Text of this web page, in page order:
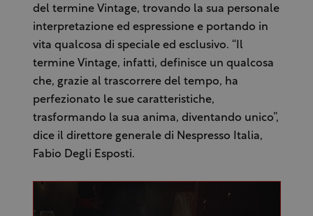
del termine Vintage, trovando la sua personale
interpretazione ed espressione e portando in
vita qualcosa di speciale ed esclusivo. “Il
termine Vintage, infatti, definisce un qualcosa
che, grazie al trascorrere del tempo, ha
perfezionato le sue caratteristiche,
trasformando la sua anima, diventando unico”,
dice il direttore generale di Nespresso Italia,
Fabio Degli Esposti.